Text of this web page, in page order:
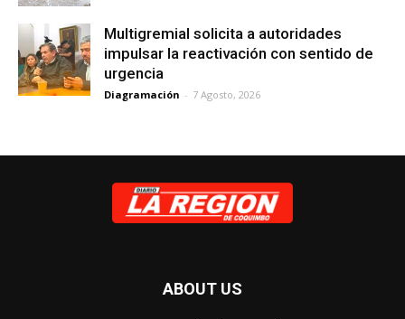
Multigremial solicita a autoridades
impulsar la reactivación con sentido de
urgencia
Diagramación - 7 Agosto, 2026
ABOUT US